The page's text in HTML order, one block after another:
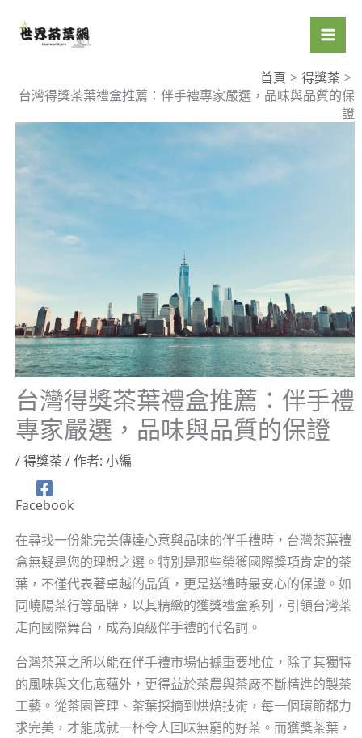
首頁
得獎茶
台灣得獎茶葉禮盒推薦：伴手禮專家嚴選，品味與品質的保
證
台灣得獎茶葉禮盒推薦：伴手禮
專家嚴選，品味與品質的保證
/得獎茶 / 作者: 小編
Facebook
在尋找一份能完美傳達心意與品味的伴手禮時，台灣茶葉禮
盒無疑是您的理想之選。特別是那些榮獲國際獎項肯定的茶
葉，不僅代表著卓越的品質，更是送禮時最安心的保證。如
同嶢陽茶行等品牌，以其精緻的獲獎禮盒系列，引領台灣茶
走向國際舞台，成為頂級伴手禮的代名詞。
台灣茶葉之所以能在伴手禮市場佔據重要地位，除了其獨特
的風味與文化底蘊外，更得益於茶農與茶廠不斷精進的製茶
工藝。從茶園管理、茶葉採摘到烘焙技術，每一個環節都力
求完美，才能成就一杯令人回味無窮的好茶。而獲獎茶葉，